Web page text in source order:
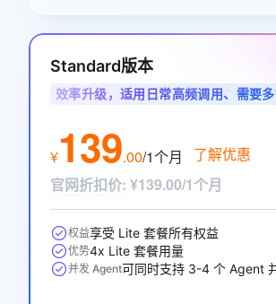
Standard版本
效率升级，适用日常高频调用、需要
¥139.00/1个月
了解优惠
官网折扣价: ¥139.00/1个月
权益享受 Lite 套餐所有权益
优势4x Lite 套餐用量
并发 Agent可同时支持 3-4 个 Agent